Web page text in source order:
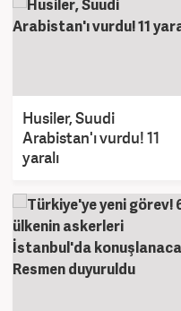
Husiler, Suudi
Arabistan'ı vurdu! 11
yaralı